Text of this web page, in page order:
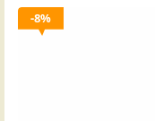
8%